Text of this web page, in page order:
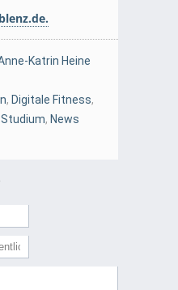
Katrin Heine
, Digitale Fitness,
Studium, News